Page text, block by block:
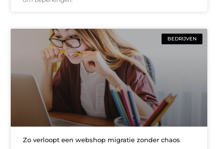
BEDRIJVEN
Zo verloopt een webshop migratie zonder chaos